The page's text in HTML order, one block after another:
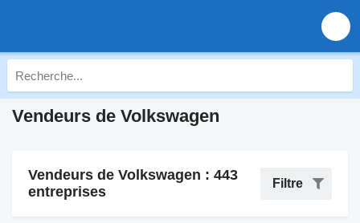
Vendeurs de Volkswagen
Vendeurs de Volkswagen : 443
entreprises
Filtre